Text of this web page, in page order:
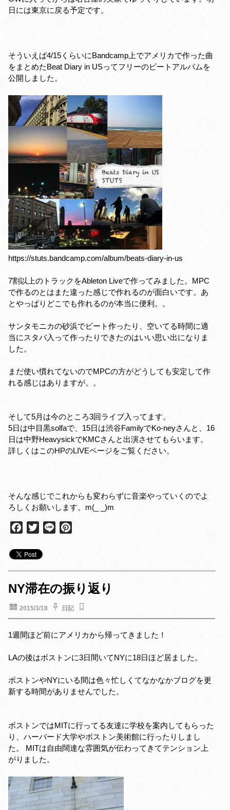
日には東京に戻る予定です。
そういえば4/15くらいにBandcamp上でアメリカで作った曲
をまとめたBeat Diary in USってフリーのビートアルバムを
公開しました。
https://stuts.bandcamp.com/album/beats-diary-in-us
7割以上のトラックをAbleton Liveで作ってみました。MPC
で作るのとはまた違った感じで作れるのが面白いです。あ
とやっぱりどこでも作れるのが本当に便利。。
サンタモニカの砂浜でビート作ったり、空いてる時間に適
当にスタバ入って作ったりできたのはいい思い出になりま
した。
まだ使い慣れてないのでMPCの方がどうしても安定して作
れる感じはありますが。。
そして5月は今のところ3回ライブ入ってます。
5日は中目黒solfaで、15日は渋谷FamilyでKo-neyさんと、16
日は中野HeavysickでKMCさんと出演させてもらいます。
詳しくはこのHPのLIVEページをご覧ください。
そんな感じでこれからも変わらずに音楽やっていくのでよ
ろしくお願いします。m(_ _)m
c
e
b
o
o
k
i
t
t
e
r
e
r
e
s
t
NY滞在の振り返り
2015/3/18 日記
1週間ほど前にアメリカから帰ってきました！
LAの後はボストンに3日間いてNYに18日ほど居ました。
ボストンやNYにいる間は色々忙しくてなかなかブログを更
新する時間がありませんでした。
ボストンではMITに行ってる友達に学校を案内してもらった
り、ハーバード大学やボストン美術館に行ったりしまし
た。 MITは自由闊達な雰囲気が伝わってきてテンション上
がりました。